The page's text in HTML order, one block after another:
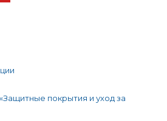
покрытия и уход за